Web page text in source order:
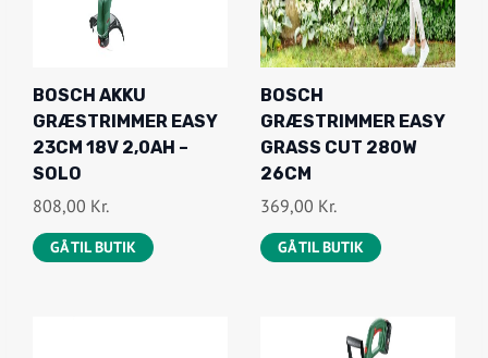
BOSCH AKKU
GRÆSTRIMMER EASY
23CM 18V 2,0AH –
SOLO
808,00 Kr.
GÅ TIL BUTIK
BOSCH
GRÆSTRIMMER EASY
GRASS CUT 280W
26CM
369,00 Kr.
GÅ TIL BUTIK